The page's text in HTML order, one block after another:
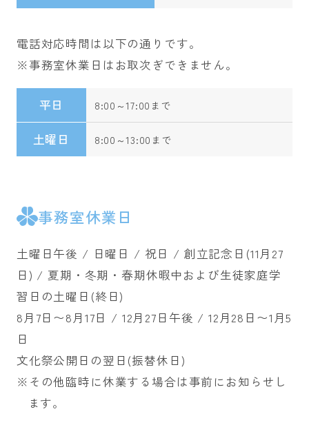
電話対応時間は以下の通りです。
※事務室休業日はお取次ぎできません。
平日 8:00～17:00まで
土曜日 8:00～13:00まで
事務室休業日
土曜日午後 / 日曜日 / 祝日 / 創立記念日(11月27
日) / 夏期・冬期・春期休暇中および生徒家庭学
習日の土曜日(終日)
8月7日〜8月17日 / 12月27日午後 / 12月28日〜1月5
日
文化祭公開日の翌日(振替休日)
※その他臨時に休業する場合は事前にお知らせし
ます。